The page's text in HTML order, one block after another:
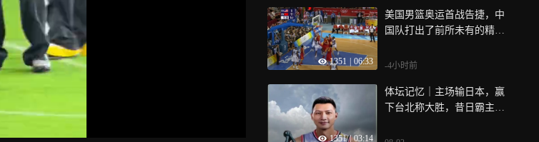
1351 06:33
美国男篮奥运首战告捷，中
国队打出了前所未有的精神
-4小时前
1351 | 03:14
体坛记忆｜主场输日本，赢
下台北称大胜，昔日霸主男